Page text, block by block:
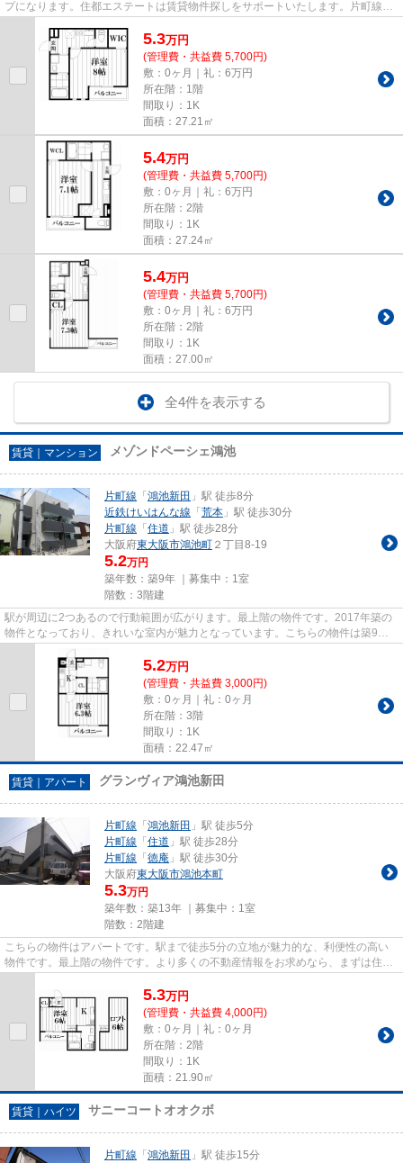
プになります。住都エステートは賃貸物件探しをサポートいたします。片町線鴻
5.3万円
(管理費・共益費 5,700円)
敷：0ヶ月｜礼：6万円
所在階：1階
間取り：1K
面積：27.21㎡
5.4万円
(管理費・共益費 5,700円)
敷：0ヶ月｜礼：6万円
所在階：2階
間取り：1K
面積：27.24㎡
5.4万円
(管理費・共益費 5,700円)
敷：0ヶ月｜礼：6万円
所在階：2階
間取り：1K
面積：27.00㎡
全4件を表示する
賃貸｜マンション メゾンドペーシェ鴻池
片町線 「 鴻池新田 」駅 徒歩8分
近鉄けいはんな線 「 荒本 」駅 徒歩30分
片町線 「 住道 」駅 徒歩28分
大阪府東大阪市鴻池町 ２丁目8-19
5.2万円
築年数：築9年 ｜募集中： 1室
階数：3階建
駅が周辺に2つあるので行動範囲が広がります。最上階の物件です。2017年築の
物件となっており、きれいな室内が魅力となっています。こちらの物件は築9年
ですが、充実の設備が整ってい...
5.2万円
(管理費・共益費 3,000円)
敷：0ヶ月｜礼：0ヶ月
所在階：3階
間取り：1K
面積：22.47㎡
賃貸｜アパート グランヴィア鴻池新田
片町線 「 鴻池新田 」駅 徒歩5分
片町線 「 住道 」駅 徒歩28分
片町線 「 徳庵 」駅 徒歩30分
大阪府東大阪市鴻池本町
5.3万円
築年数：築13年 ｜募集中： 1室
階数：2階建
こちらの物件はアパートです。駅まで徒歩5分の立地が魅力的な、利便性の高い
物件です。最上階の物件です。より多くの不動産情報をお求めなら、まずは住都
5.3万円
(管理費・共益費 4,000円)
敷：0ヶ月｜礼：0ヶ月
所在階：2階
間取り：1K
面積：21.90㎡
賃貸｜ハイツ サニーコートオオクボ
片町線 「 鴻池新田 」駅 徒歩15分